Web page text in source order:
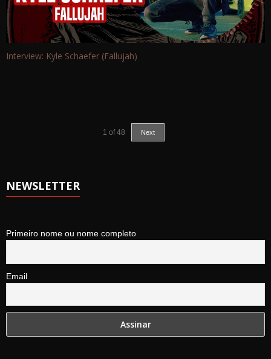
Interview: Kyle Schaefer (Fallujah)
1 of 48 Next
NEWSLETTER
Primeiro nome ou nome completo
Email